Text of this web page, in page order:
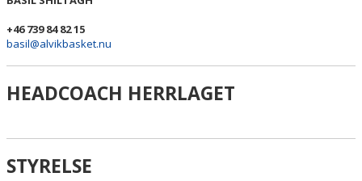
+46 739 84 82 15
basil@alvikbasket.nu
HEADCOACH HERRLAGET
STYRELSE